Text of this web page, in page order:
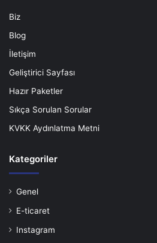
Biz
Blog
İletişim
Geliştirici Sayfası
Hazır Paketler
Sıkça Sorulan Sorular
KVKK Aydınlatma Metni
Kategoriler
Genel
E-ticaret
Instagram